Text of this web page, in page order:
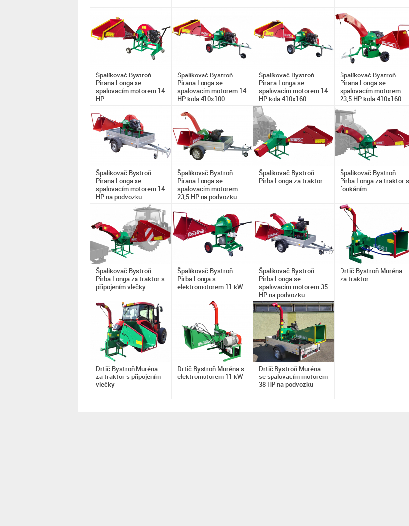
Špalíkovač Bystroň
Pirana Longa se
spalovacím motorem 14
HP
Špalíkovač Bystroň
Pirana Longa se
spalovacím motorem 14
HP kola 410x100
Špalíkovač Bystroň
Pirana Longa se
spalovacím motorem 14
HP kola 410x160
Špalíkovač Bystroň
Pirana Longa se
spalovacím motorem
23,5 HP kola 410x160
Špalíkovač Bystroň
Pirana Longa se
spalovacím motorem 14
HP na podvozku
Špalíkovač Bystroň
Pirana Longa se
spalovacím motorem
23,5 HP na podvozku
Špalíkovač Bystroň
Pirba Longa za traktor
Špalíkovač Bystroň
Pirba Longa za traktor s
foukáním
Špalíkovač Bystroň
Pirba Longa za traktor s
připojením vlečky
Špalíkovač Bystroň
Pirba Longa s
elektromotorem 11 kW
Špalíkovač Bystroň
Pirba Longa se
spalovacím motorem 35
HP na podvozku
Drtič Bystroň Muréna
za traktor
Drtič Bystroň Muréna
za traktor s připojením
vlečky
Drtič Bystroň Muréna s
elektromotorem 11 kW
Drtič Bystroň Muréna
se spalovacím motorem
38 HP na podvozku